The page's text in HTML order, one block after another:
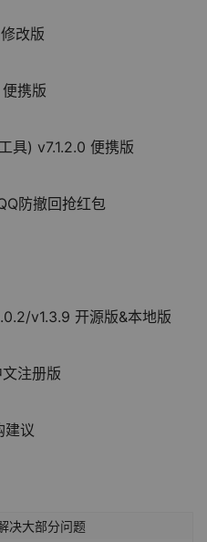
改版
携版
具) v7.1.2.0 便携版
防撤回抢红包
v1.3.9 开源版&本地版
注册版
建议
决大部分问题